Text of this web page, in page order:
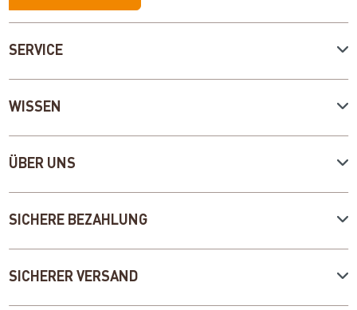
SERVICE
WISSEN
ÜBER UNS
SICHERE BEZAHLUNG
SICHERER VERSAND